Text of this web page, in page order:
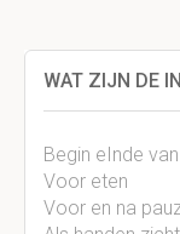
WAT ZIJN DE
Begin eInde
Voor eten
Voor en na